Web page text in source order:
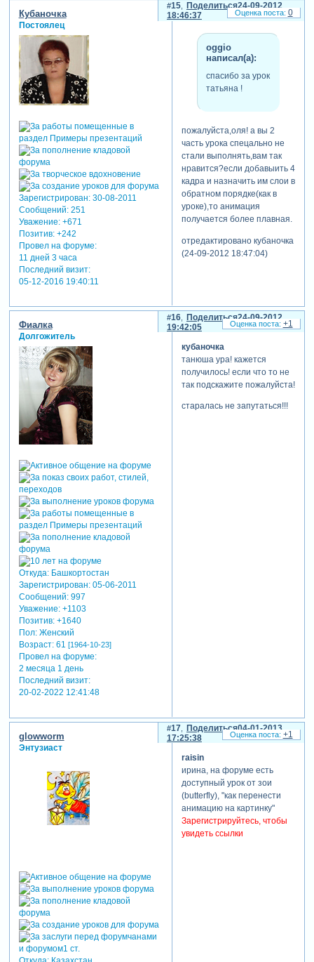
Поделиться
15
24-09-2012
18:46:37
Кубаночка
Постоялец
Зарегистрирован: 30-08-2011
Сообщений:251
Уважение: +671
Позитив: +242
Провел на форуме:
11 дней 3 часа
Последний визит:
05-12-2016 19:40:11
oggio
написал(а):
спасибо за урок
татьяна !
пожалуйста,оля! а вы 2
часть урока спецально не
стали выполнять,вам так
нравится?если добавыить 4
кадра и назначить им слои в
обратном порядке(как в
уроке),то анимация
получается более плавная.
отредактировано кубаночка
(24-09-2012 18:47:04)
0
Поделиться
16
24-09-2012
19:42:05
Фиалка
Долгожитель
Откуда:Башкортостан
Зарегистрирован: 05-06-2011
Сообщений:997
Уважение: +1103
Позитив: +1640
Пол:Женский
Возраст:61 [1964-10-23]
Провел на форуме:
2 месяца 1 день
Последний визит:
20-02-2022 12:41:48
кубаночка
танюша ура! кажется
получилось! если что то не
так подскажите пожалуйста!
старалась не запутаться!!!
+1
Поделиться
17
04-01-2013
17:25:38
glowworm
Энтузиаст
raisin
ирина, на форуме есть
доступный урок от зои
(butterfly), "как перенести
анимацию на картинку"
Зарегистрируйтесь, чтобы
увидеть ссылки
+1